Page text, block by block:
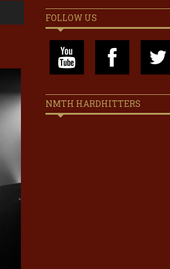
FOLLOW US
NMTH HARDHITTERS